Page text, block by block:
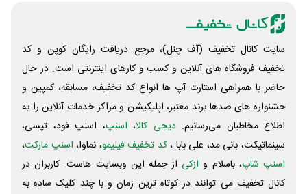
سایت کانال تخفیف (آف چنل)، مرجع دریافت رایگان کوپن و کد
تخفیف فروشگاه های آنلاین و کسب و‌ کارهای اینترنتی است. در حال
حاضر با همراهی استارت آپ ها انواع کد تخفیف، مسابقه، کمپین و
جشنواره های صدها برند معتبر، اپلیکیشن و مراکز خدمات آنلاین را به
اطلاع مخاطبان می‌رسانیم. دیجی کالا، اسنپ، اسنپ فود، تپسی،
سینماتیکت، بانی مد، علی‌ بابا ،کد تخفیف فیلیمو، نماوا، اسنپ مارکت،
اسنپ شاپ، باسلام و ازکی از جمله این وبسایت ‌هاست. کاربران در
کانال تخفیف می توانند در کوتاه ترین زمان و با چند کلیک ساده به